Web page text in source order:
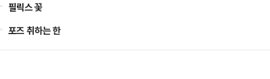
필릭스 꽃
포즈 취하는 한